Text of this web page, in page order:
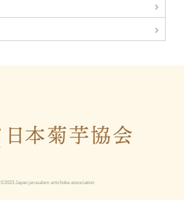
©2023 Japan jerusalem artichoke association